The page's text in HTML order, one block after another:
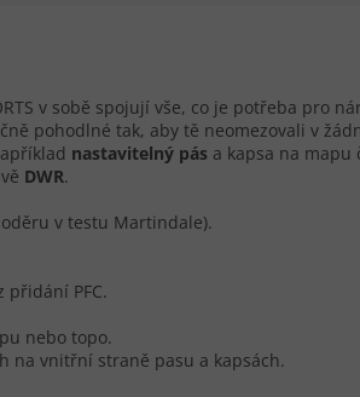
v sobě spojují vše, co je potřeba pro
pohodlné tak, aby tě neomezovali v
nastavitelný pás a kapsa na mapu
DWR.
v testu Martindale).
přidání PFC.
nebo topo.
na vnitřní straně pasu a kapsách.